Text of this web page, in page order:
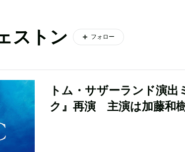
ストン フォロー
トム・サザーランド演
ク』再演 主演は加藤和